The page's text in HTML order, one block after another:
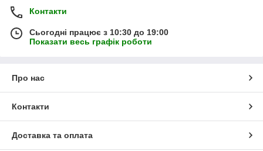
Контакти
Сьогодні працює з 10:30 до 19:00
Показати весь графік роботи
Про нас
Контакти
Доставка та оплата